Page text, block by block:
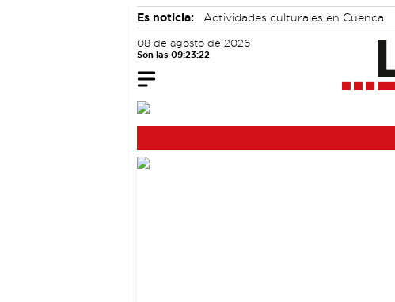
Es noticia: Actividades culturales en Cuenca
08 de agosto de 2026
Son las 09:23:23